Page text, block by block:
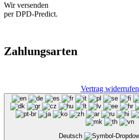
Wir versenden
per DPD-Predict.
Zahlungsarten
Vertrag widerrufen
Deutsch